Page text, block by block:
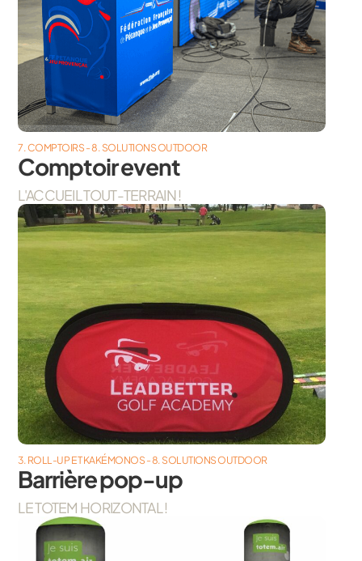
7. COMPTOIRS - 8. SOLUTIONS OUTDOOR
Comptoir event
L'ACCUEIL TOUT-TERRAIN !
3. ROLL-UP ET KAKÉMONOS - 8. SOLUTIONS OUTDOOR
Barrière pop-up
LE TOTEM HORIZONTAL !